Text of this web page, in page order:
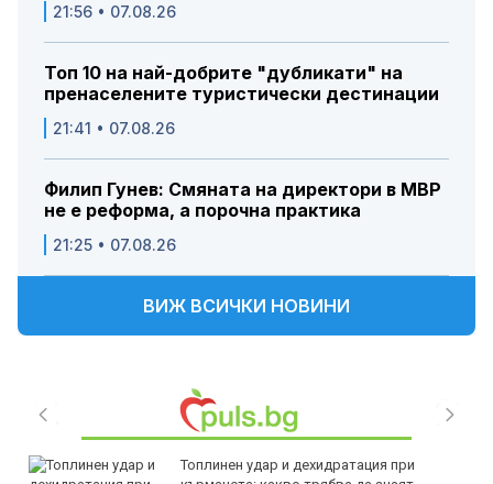
21:56 • 07.08.26
Топ 10 на най-добрите "дубликати" на
пренаселените туристически дестинации
21:41 • 07.08.26
Филип Гунев: Смяната на директори в МВР
не е реформа, а порочна практика
21:25 • 07.08.26
ВИЖ ВСИЧКИ НОВИНИ
Топлинен удар и дехидратация при